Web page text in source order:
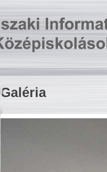
Galéria